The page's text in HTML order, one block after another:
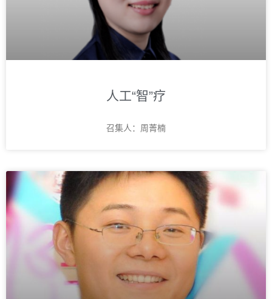
人工“智”疗
召集人：周菁楠